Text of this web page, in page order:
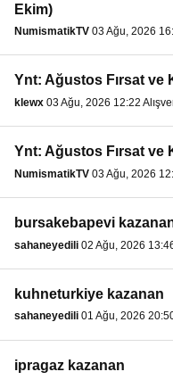
Ekim)
NumismatikTV 03 Ağu, 2026
Ynt: Ağustos Fırsat ve
klewx 03 Ağu, 2026 12:22
Ynt: Ağustos Fırsat ve
NumismatikTV 03 Ağu, 2026
bursakebapevi
sahaneyedili 02 Ağu, 2026
kuhneturkiye kazanan
sahaneyedili 01 Ağu, 2026
ipragaz kazanan